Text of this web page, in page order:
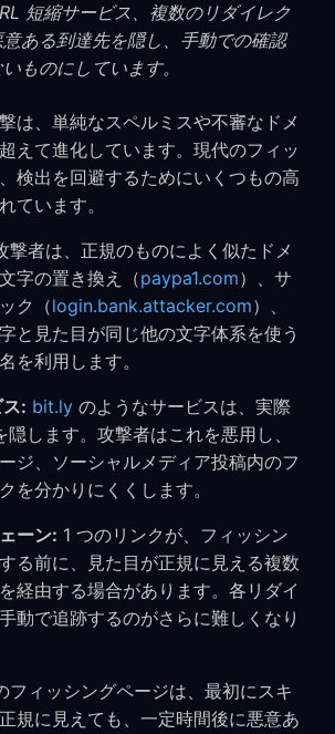
短縮サービス、複数のリダイレク
意ある到達先を隠し、手動での確認
ものにしています。
は、単純なスペルミスや不審なドメ
えて進化しています。現代のフィッ
検出を回避するためにいくつもの高
ています。
撃者は、正規のものによく似たドメ
字の置き換え（paypa1.com）、サ
ク（login.bank.attacker.com）、
と見た目が同じ他の文字体系を使う
を利用します。
: bit.ly のようなサービスは、実際
します。攻撃者はこれを悪用し、
ジ、ソーシャルメディア投稿内のフ
を分かりにくくします。
ーン: 1 つのリンクが、フィッシン
る前に、見た目が正規に見える複数
経由する場合があります。各リダイ
動で追跡するのがさらに難しくなり
フィッシングページは、最初にスキ
規に見えても、一定時間後に悪意あ